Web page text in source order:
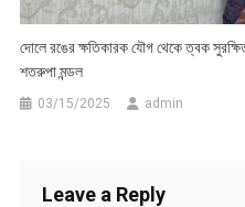
দোলে রঙের ক্ষতিকারক যৌগ থেকে ত্বক
শতরুপা মন্ডল
03/15/2025 admin
Leave a Reply